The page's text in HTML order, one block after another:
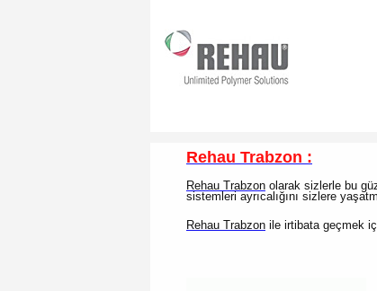
Rehau Trabzon :
Rehau Trabzon olarak sizlerle bu
sistemleri ayrıcalığını sizlere
Rehau Trabzon ile irtibata geçmek